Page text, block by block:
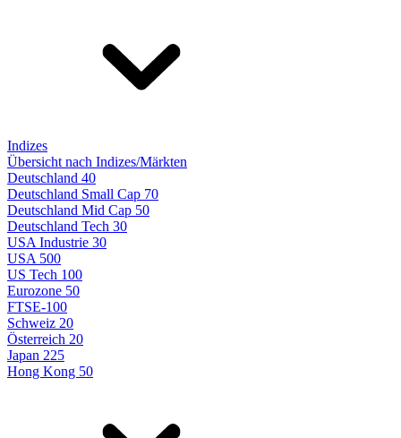
Indizes
Übersicht nach Indizes/Märkten
Deutschland 40
Deutschland Small Cap 70
Deutschland Mid Cap 50
Deutschland Tech 30
USA Industrie 30
USA 500
US Tech 100
Eurozone 50
FTSE-100
Schweiz 20
Österreich 20
Japan 225
Hong Kong 50